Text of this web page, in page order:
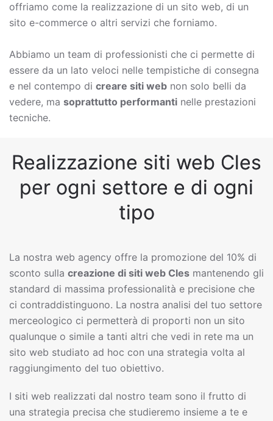
offriamo come la realizzazione di un sito web, di un
sito e-commerce o altri servizi che forniamo.
Abbiamo un team di professionisti che ci permette di
essere da un lato veloci nelle tempistiche di consegna
e nel contempo di creare siti web non solo belli da
vedere, ma soprattutto performanti nelle prestazioni
tecniche.
Realizzazione siti web Cles
per ogni settore e di ogni
tipo
La nostra web agency offre la promozione del 10% di
sconto sulla creazione di siti web Cles mantenendo gli
standard di massima professionalità e precisione che
ci contraddistinguono. La nostra analisi del tuo settore
merceologico ci permetterà di proporti non un sito
qualunque o simile a tanti altri che vedi in rete ma un
sito web studiato ad hoc con una strategia volta al
raggiungimento del tuo obiettivo.
I siti web realizzati dal nostro team sono il frutto di
una strategia precisa che studieremo insieme a te e